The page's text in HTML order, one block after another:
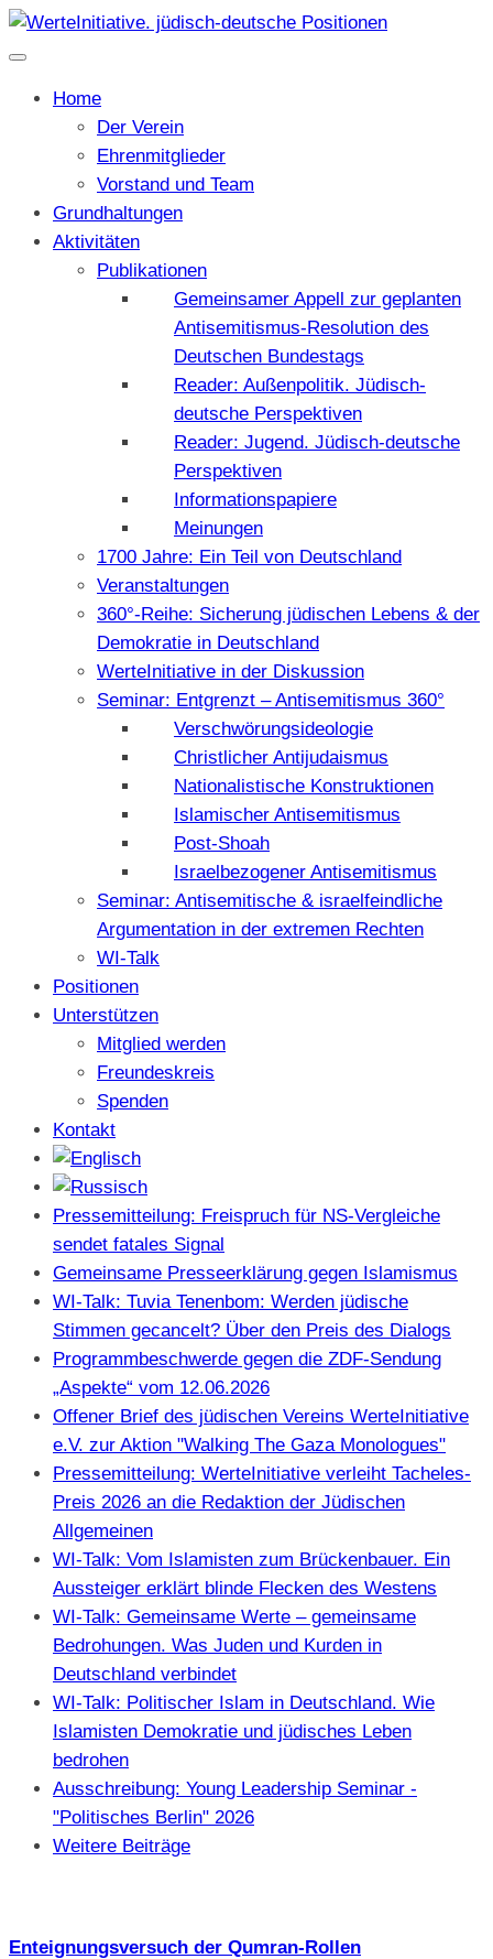
Home
Der Verein
Ehrenmitglieder
Vorstand und Team
Grundhaltungen
Aktivitäten
Publikationen
Gemeinsamer Appell zur geplanten
Antisemitismus-Resolution des
Deutschen Bundestags
Reader: Außenpolitik. Jüdisch-
deutsche Perspektiven
Reader: Jugend. Jüdisch-deutsche
Perspektiven
Informationspapiere
Meinungen
1700 Jahre: Ein Teil von Deutschland
Veranstaltungen
360°-Reihe: Sicherung jüdischen Lebens & der
Demokratie in Deutschland
WerteInitiative in der Diskussion
Seminar: Entgrenzt – Antisemitismus 360°
Verschwörungsideologie
Christlicher Antijudaismus
Nationalistische Konstruktionen
Islamischer Antisemitismus
Post-Shoah
Israelbezogener Antisemitismus
Seminar: Antisemitische & israelfeindliche
Argumentation in der extremen Rechten
WI-Talk
Positionen
Unterstützen
Mitglied werden
Freundeskreis
Spenden
Kontakt
Pressemitteilung: Freispruch für NS-Vergleiche
sendet fatales Signal
Gemeinsame Presseerklärung gegen Islamismus
WI-Talk: Tuvia Tenenbom: Werden jüdische
Stimmen gecancelt? Über den Preis des Dialogs
Programmbeschwerde gegen die ZDF-Sendung
„Aspekte“ vom 12.06.2026
Offener Brief des jüdischen Vereins WerteInitiative
e.V. zur Aktion "Walking The Gaza Monologues"
Pressemitteilung: WerteInitiative verleiht Tacheles-
Preis 2026 an die Redaktion der Jüdischen
Allgemeinen
WI-Talk: Vom Islamisten zum Brückenbauer. Ein
Aussteiger erklärt blinde Flecken des Westens
WI-Talk: Gemeinsame Werte – gemeinsame
Bedrohungen. Was Juden und Kurden in
Deutschland verbindet
WI-Talk: Politischer Islam in Deutschland. Wie
Islamisten Demokratie und jüdisches Leben
bedrohen
Ausschreibung: Young Leadership Seminar -
"Politisches Berlin" 2026
Weitere Beiträge
Enteignungsversuch der Qumran-Rollen